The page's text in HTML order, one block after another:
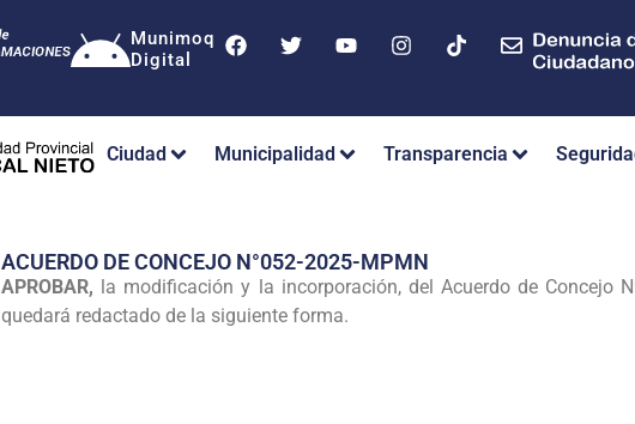
Munimoq
Digital
Ciudad Municipalidad Transparencia
ACUERDO DE CONCEJO N°052-2025-MPMN
APROBAR, la modificación y la incorporación, del Acuerdo de Concejo
quedará redactado de la siguiente forma.